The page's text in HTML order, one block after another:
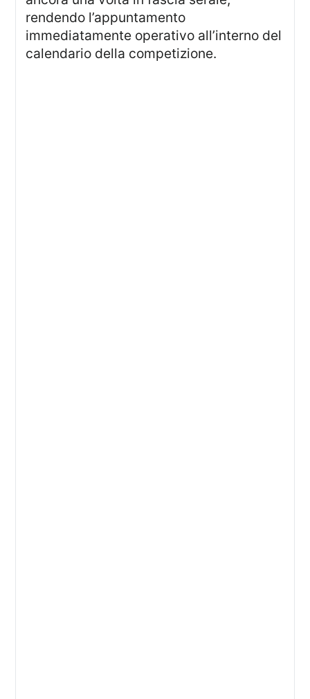
rendendo l’appuntamento
immediatamente operativo all’interno del
calendario della competizione.